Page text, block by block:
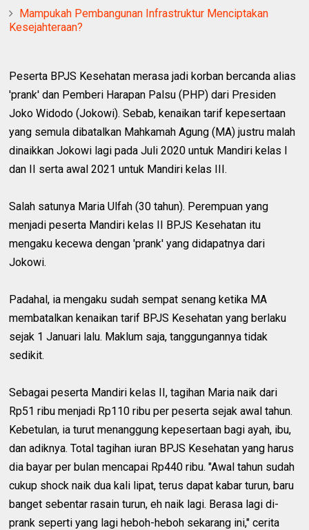
Mampukah Pembangunan Infrastruktur Menciptakan
Kesejahteraan?
Peserta BPJS Kesehatan merasa jadi korban bercanda alias
'prank' dan Pemberi Harapan Palsu (PHP) dari Presiden
Joko Widodo (Jokowi). Sebab, kenaikan tarif kepesertaan
yang semula dibatalkan Mahkamah Agung (MA) justru malah
dinaikkan Jokowi lagi pada Juli 2020 untuk Mandiri kelas I
dan II serta awal 2021 untuk Mandiri kelas III.
Salah satunya Maria Ulfah (30 tahun). Perempuan yang
menjadi peserta Mandiri kelas II BPJS Kesehatan itu
mengaku kecewa dengan 'prank' yang didapatnya dari
Jokowi.
Padahal, ia mengaku sudah sempat senang ketika MA
membatalkan kenaikan tarif BPJS Kesehatan yang berlaku
sejak 1 Januari lalu. Maklum saja, tanggungannya tidak
sedikit.
Sebagai peserta Mandiri kelas II, tagihan Maria naik dari
Rp51 ribu menjadi Rp110 ribu per peserta sejak awal tahun.
Kebetulan, ia turut menanggung kepesertaan bagi ayah, ibu,
dan adiknya. Total tagihan iuran BPJS Kesehatan yang harus
dia bayar per bulan mencapai Rp440 ribu. "Awal tahun sudah
cukup shock naik dua kali lipat, terus dapat kabar turun, baru
banget sebentar rasain turun, eh naik lagi. Berasa lagi di-
prank seperti yang lagi heboh-heboh sekarang ini," cerita